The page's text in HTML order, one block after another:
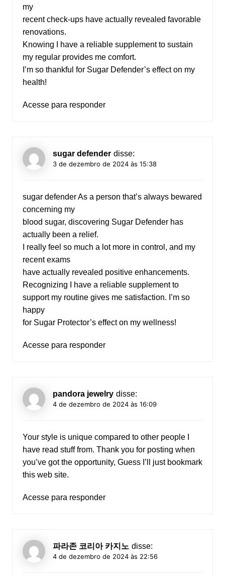
my
recent check-ups have actually revealed favorable
renovations.
Knowing I have a reliable supplement to sustain
my regular provides me comfort.
I’m so thankful for Sugar Defender’s effect on my
health!
Acesse para responder
sugar defender disse:
3 de dezembro de 2024 às 15:38
sugar defenderAs a person that’s always bewared
concerning my
blood sugar, discovering Sugar Defender has
actually been a relief.
I really feel so much a lot more in control, and my
recent exams
have actually revealed positive enhancements.
Recognizing I have a reliable supplement to
support my routine gives me satisfaction. I’m so
happy
for Sugar Protector’s effect on my wellness!
Acesse para responder
pandora jewelry disse:
4 de dezembro de 2024 às 16:09
Your style is unique compared to other people I
have read stuff from. Thank you for posting when
you’ve got the opportunity, Guess I’ll just bookmark
this web site.
Acesse para responder
파라존 코리아 카지노 disse:
4 de dezembro de 2024 às 22:56